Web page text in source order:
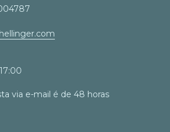
via e-mail é de 48 horas